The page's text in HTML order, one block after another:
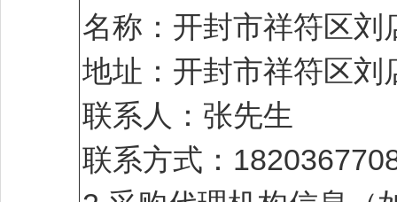
名称：开封市祥符区刘
地址：开封市祥符区刘
联系人：张先生
联系方式：